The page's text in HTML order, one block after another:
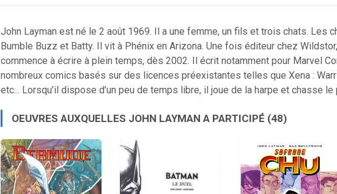
John Layman est né le 2 août 1969. Il a une femme, un fils et trois chats. Les
Bumble Buzz et Batty. Il vit à Phénix en Arizona. Une fois éditeur chez
commence à écrire à plein temps, dès 2002. Il écrit notamment pour Marvel
nombreux comics basés sur des licences préexistantes telles que Xena :
etc... Lorsqu’il dispose d’un peu de temps libre, il joue de la harpe et chasse le
OEUVRES AUXQUELLES JOHN LAYMAN A PARTICIPÉ (48)